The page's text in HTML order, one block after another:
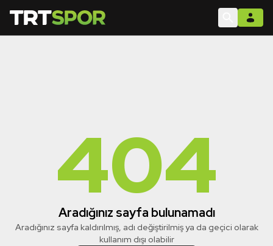
404
Aradığınız sayfa bulunamadı
Aradığınız sayfa kaldırılmış, adı değiştirilmiş ya da geçici olarak
kullanım dışı olabilir